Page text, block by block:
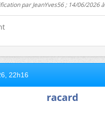
par JeanYves56 ; 14/06/2026 à
22h16
racard